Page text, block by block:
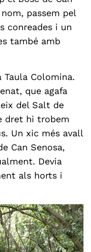
passem pel
conreades i un
també amb
Taula Colomina.
que agafa
del Salt de
dret hi trobem
Un xic més avall
Can Senosa,
Devia
als horts i